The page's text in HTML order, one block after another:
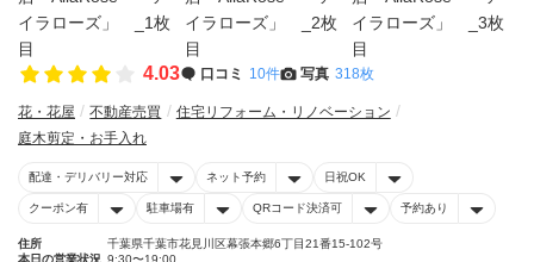
4.03 口コミ 10件 写真 318枚
花・花屋 不動産売買
住宅リフォーム・リノベーション
庭木剪定・お手入れ
配達・デリバリー対応 ネット予約 日祝OK
クーポン有 駐車場有 QRコード決済可 予約あり
住所
千葉県千葉市花見川区幕張本郷6丁目21番15-102号
本日の営業状況 9:30〜19:00